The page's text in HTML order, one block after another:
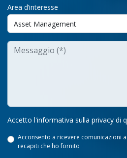
Area d’interesse
Accetto l'informativa sulla privacy di
Acconsento a ricevere comunicazioni
recapiti che ho fornito